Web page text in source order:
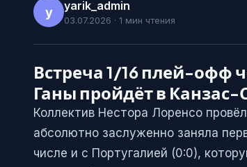
y yarik_admin
03.07.2026 · 1 мин чтения
Встреча 1/16 плей-
Ганы пройдёт в
Коллектив Нестора Лоренсо
абсолютно заслуженно заняла
числе и с Португалией (0:0),